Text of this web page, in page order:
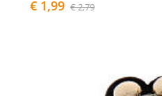
€ 1,99 € 2,79